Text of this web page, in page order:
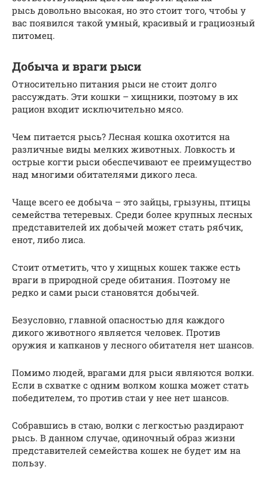
рысь довольно высокая, но это стоит того, чтобы у
вас появился такой умный, красивый и грациозный
питомец.
Добыча и враги рыси
Относительно питания рыси не стоит долго
рассуждать. Эти кошки – хищники, поэтому в их
рацион входит исключительно мясо.
Чем питается рысь? Лесная кошка охотится на
различные виды мелких животных. Ловкость и
острые когти рыси обеспечивают ее преимущество
над многими обитателями дикого леса.
Чаще всего ее добыча – это зайцы, грызуны, птицы
семейства тетеревых. Среди более крупных лесных
представителей их добычей может стать рябчик,
енот, либо лиса.
Стоит отметить, что у хищных кошек также есть
враги в природной среде обитания. Поэтому не
редко и сами рыси становятся добычей.
Безусловно, главной опасностью для каждого
дикого животного является человек. Против
оружия и капканов у лесного обитателя нет шансов.
Помимо людей, врагами для рыси являются волки.
Если в схватке с одним волком кошка может стать
победителем, то против стаи у нее нет шансов.
Собравшись в стаю, волки с легкостью раздирают
рысь. В данном случае, одиночный образ жизни
представителей семейства кошек не будет им на
пользу.